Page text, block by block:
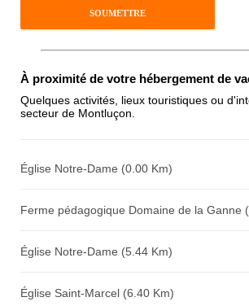
À proximité de votre hébergement de
Quelques activités, lieux touristiques ou
secteur de Montluçon.
Église Notre-Dame (0.00 Km)
Ferme pédagogique Domaine de la Ganne
Église Notre-Dame (5.44 Km)
Église Saint-Marcel (6.40 Km)